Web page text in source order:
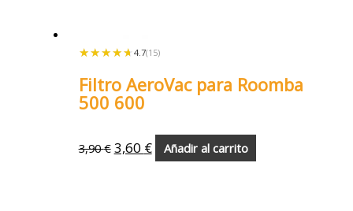
★★★★★
★★★★★ 4.7(15)
Filtro AeroVac para Roomba
500 600
3,90€ 3,60 € Añadir al carrito